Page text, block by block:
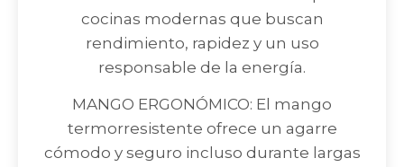
cocinas modernas que buscan
rendimiento, rapidez y un uso
responsable de la energía.
MANGO ERGONÓMICO: El mango
termorresistente ofrece un agarre
cómodo y seguro incluso durante largas